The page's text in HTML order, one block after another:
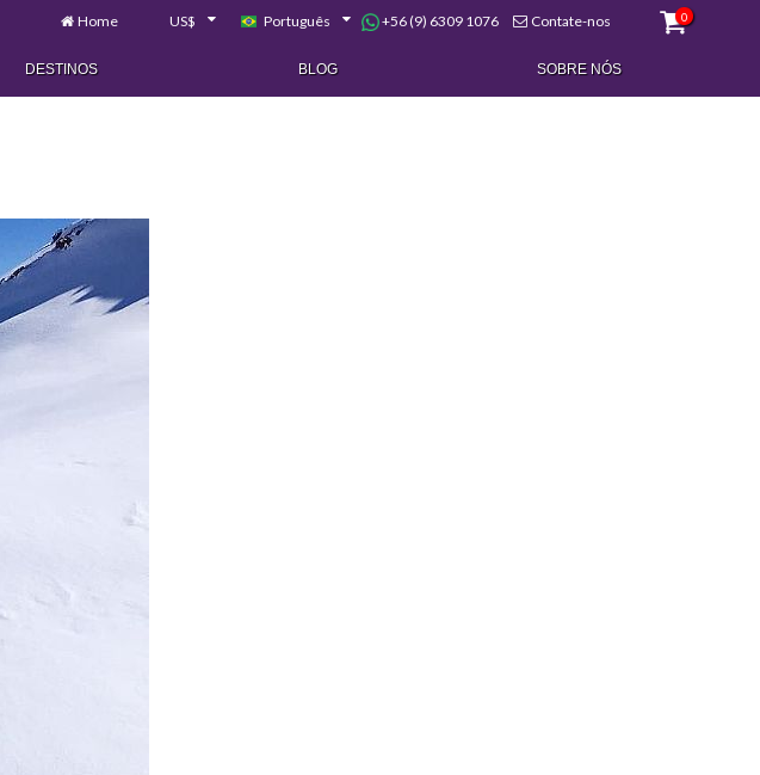
Home US$ Português +56 (9) 6309 1076 Contate-nos 0
DESTINOS BLOG SOBRE NÓS